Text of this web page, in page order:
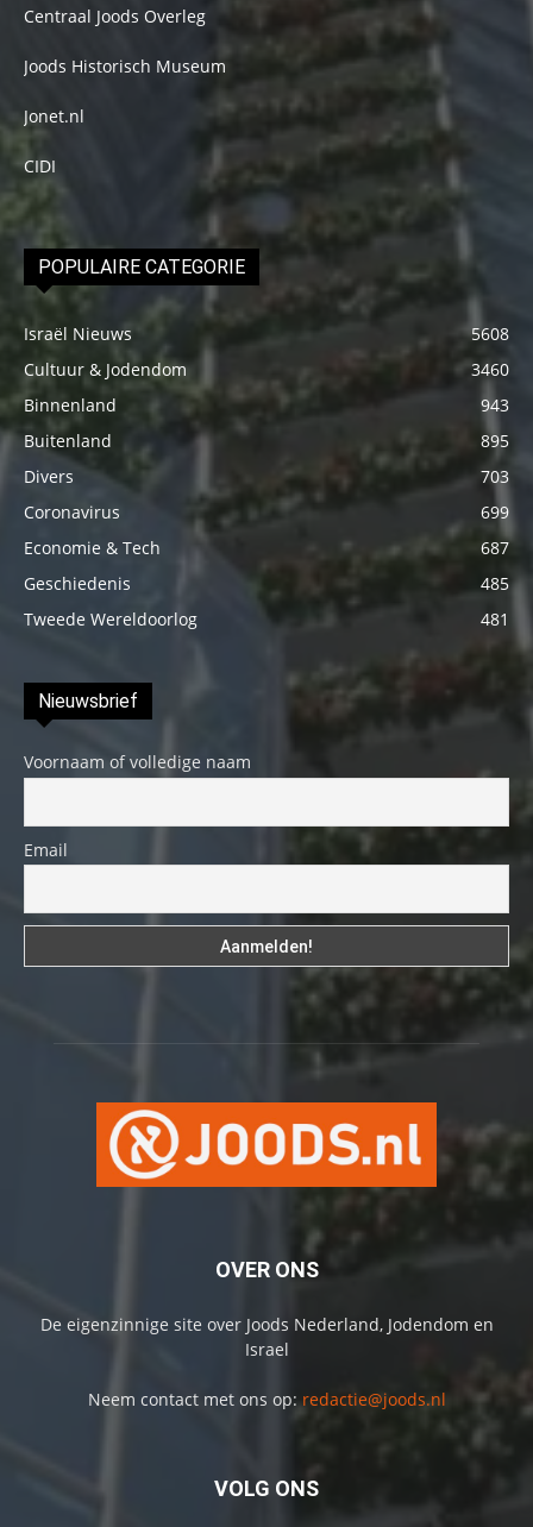
Centraal Joods Overleg
Joods Historisch Museum
Jonet.nl
CIDI
POPULAIRE CATEGORIE
Israël Nieuws
5608
Cultuur & Jodendom
3460
Binnenland
943
Buitenland
895
Divers
703
Coronavirus
699
Economie & Tech
687
Geschiedenis
485
Tweede Wereldoorlog
481
Nieuwsbrief
Voornaam of volledige naam
Email
OVER ONS
De eigenzinnige site over Joods Nederland, Jodendom en
Israel
Neem contact met ons op: redactie@joods.nl
VOLG ONS